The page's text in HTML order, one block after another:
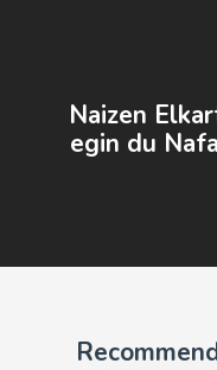
Naizen
egin du